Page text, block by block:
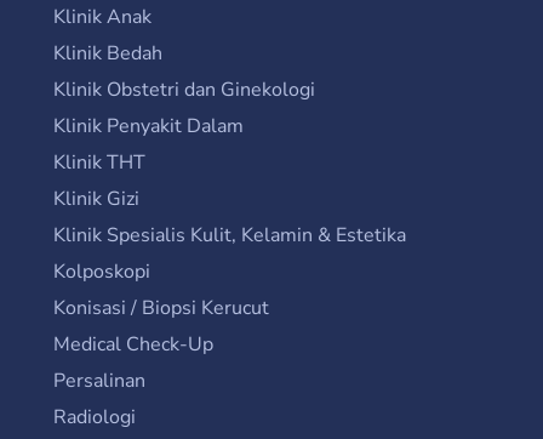
Klinik Anak
Klinik Bedah
Klinik Obstetri dan Ginekologi
Klinik Penyakit Dalam
Klinik THT
Klinik Gizi
Klinik Spesialis Kulit, Kelamin & Estetika
Kolposkopi
Konisasi / Biopsi Kerucut
Medical Check-Up
Persalinan
Radiologi